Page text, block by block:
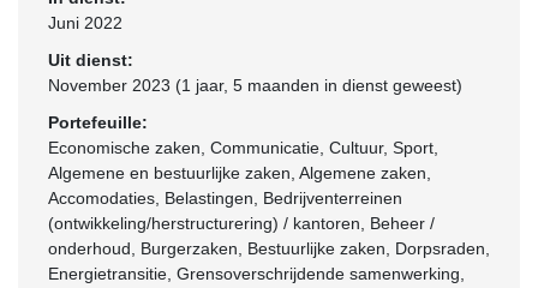
Juni 2022
Uit dienst:
November 2023 (1 jaar, 5 maanden in dienst geweest)
Portefeuille:
Economische zaken, Communicatie, Cultuur, Sport,
Algemene en bestuurlijke zaken, Algemene zaken,
Accomodaties, Belastingen, Bedrijventerreinen
(ontwikkeling/herstructurering) / kantoren, Beheer /
onderhoud, Burgerzaken, Bestuurlijke zaken, Dorpsraden,
Energietransitie, Grensoverschrijdende samenwerking,